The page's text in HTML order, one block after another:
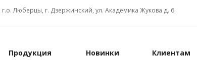
г.о. Люберцы, г. Дзержинский, ул. Академика Жукова д. 6.
Продукция Новинки Клиентам